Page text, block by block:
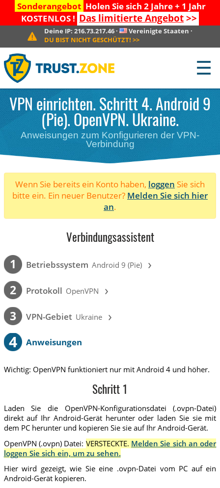
Sonderangebot Holen Sie sich 2 Jahre + 1 Jahr
KOSTENLOS ! Das limitierte Angebot>>
Deine IP:216.73.217.46 · Vereinigte Staaten ·
DU BIST NICHT GESCHÜTZT! >>
☰
VPN einrichten. Schritt 4. Android 9
(Pie). OpenVPN. Ukraine.
Anweisungen zum Konfigurieren der VPN-
Verbindung
Wenn Sie bereits ein Konto haben, loggen Sie sich
bitte ein. Ein neuer Benutzer? Melden Sie sich hier
an.
Verbindungsassistent
1 Betriebssystem Android 9 (Pie) ›
2 Protokoll OpenVPN ›
3 VPN-Gebiet Ukraine ›
4 Anweisungen
Wichtig: OpenVPN funktioniert nur mit Android 4 und höher.
Schritt 1
Laden Sie die OpenVPN-Konfigurationsdatei (.ovpn-Datei)
direkt auf Ihr Android-Gerät herunter oder laden Sie sie mit
dem PC herunter und kopieren Sie sie auf Ihr Android-Gerät.
OpenVPN (.ovpn) Datei: VERSTECKTE. Melden Sie sich an oder
loggen Sie sich ein, um zu sehen.
Hier wird gezeigt, wie Sie eine .ovpn-Datei vom PC auf ein
Android-Gerät kopieren.